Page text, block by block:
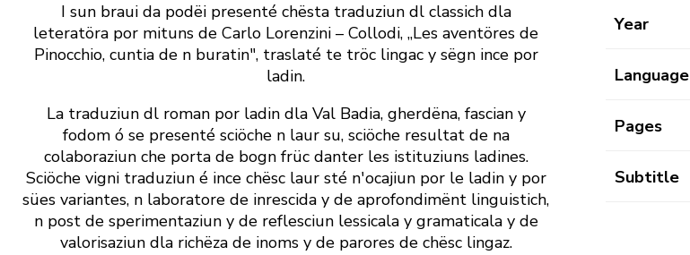
I sun braui da podëi presenté chësta traduziun dl ­classich dla
leteratöra por mituns de Carlo ­Lorenzini – Collodi, „Les aventöres de
Pinocchio, cuntia de n buratin", traslaté te tröc lingac y sëgn ince por
ladin.
La traduziun dl roman por ladin dla Val Badia, gherdëna, fascian y
fodom ó se presenté sciöche n laur su, sciöche resultat de na
colaboraziun che porta de bogn früc danter les istituziuns ladines.
Sciöche vigni traduziun é ince chësc laur sté n' ocajiun por le ladin y por
sües variantes, n laboratore de inrescida y de aprofondimënt linguistich,
n post de sperimentaziun y de reflesciun lessicala y gramaticala y de
valorisaziun dla richëza de inoms y de parores de chësc lingaz.
Year
Language
Pages
Subtitle